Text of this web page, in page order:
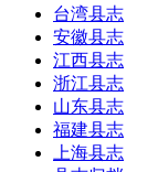
台湾县志
安徽县志
江西县志
浙江县志
山东县志
福建县志
上海县志